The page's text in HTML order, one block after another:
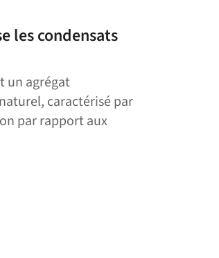
les condensats
un agrégat
caractérisé par
par rapport aux